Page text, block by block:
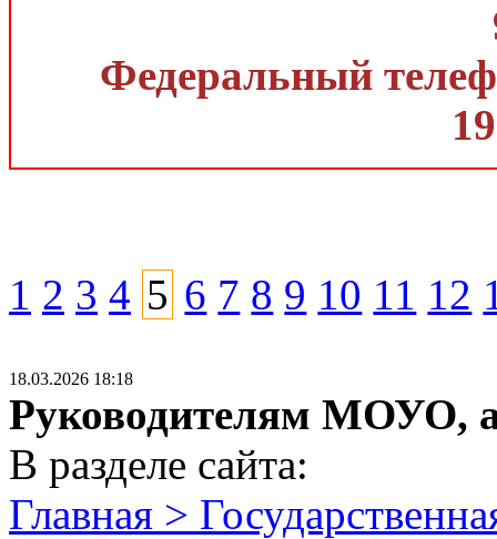
Федеральный
1 2 3 4 5 6 7 8 9 10 11 12
18.03.2026 18:18
Руководителям МОУО,
В разделе сайта:
Главная >